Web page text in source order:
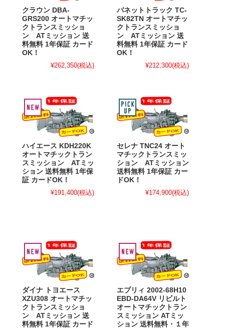
クラウン DBA-
GRS200 オートマチッ
クトランスミッショ
ン ATミッション 送
料無料 1年保証 カード
OK！
¥262,350(税込)
バネットトラック TC-
SK82TN オートマチッ
クトランスミッショ
ン ATミッション 送
料無料 1年保証 カード
OK！
¥212,300(税込)
ハイエース KDH220K
オートマチックトラン
スミッション ATミッ
ション 送料無料 1年保
証 カードOK！
¥191,400(税込)
セレナ TNC24 オート
マチックトランスミッ
ション ATミッション
送料無料 1年保証 カー
ドOK！
¥174,900(税込)
ダイナ トヨエース
XZU308 オートマチッ
クトランスミッショ
ン ATミッション 送
料無料 1年保証 カード
エブリィ 2002-68H10
EBD-DA64V リビルト
オートマチックトラン
スミッション ATミッ
ション 送料無料・１年